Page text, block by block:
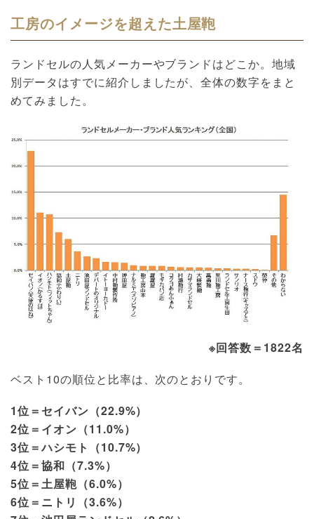
工房のイメージを超えた土屋鞄
ランドセルの人気メーカーやブランドはどこか。地域
別データはすでに紹介しましたが、全体の数字をまと
めてみました。
※回答数＝1822名
ベスト10の順位と比率は、次のとおりです。
1位＝セイバン（22.9%）
2位＝イオン（11.0%）
3位＝ハシモト（10.7%）
4位＝協和（7.3%）
5位＝土屋鞄（6.0%）
6位＝ニトリ（3.6%）